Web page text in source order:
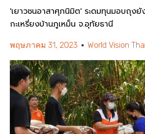
'เยาวชนอาสาศุภนิมิต' ระดมทุนมอบถุง
กะเหรี่ยงบ้านภูเหม็น จ.อุทัยธานี
พฤษภาคม 31, 2023 World Vision